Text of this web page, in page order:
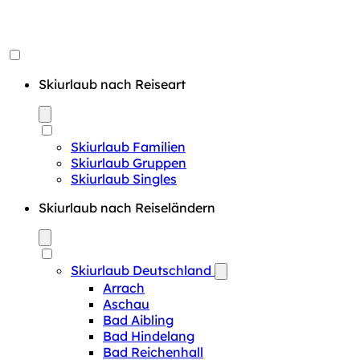
Skiurlaub nach Reiseart
Skiurlaub Familien
Skiurlaub Gruppen
Skiurlaub Singles
Skiurlaub nach Reiseländern
Skiurlaub Deutschland
Arrach
Aschau
Bad Aibling
Bad Hindelang
Bad Reichenhall